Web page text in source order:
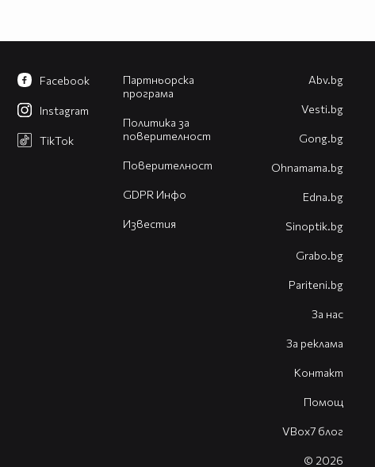
Партньорска
програма
Политика за
поверителност
Поверителност
GDPR Инфо
Известия
Facebook
Instagram
TikTok
Abv.bg
Vesti.bg
Gong.bg
Оhnamama.bg
Edna.bg
Sinoptik.bg
Grabo.bg
Pariteni.bg
За нас
За реклама
Контакт
Помощ
VBox7 блог
© 2026